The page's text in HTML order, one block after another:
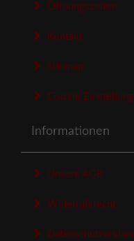
Öffnungszeiten
Kontakt
Sitemap
Cookie
Informationen
Unsere AGB
Widerrufsrecht